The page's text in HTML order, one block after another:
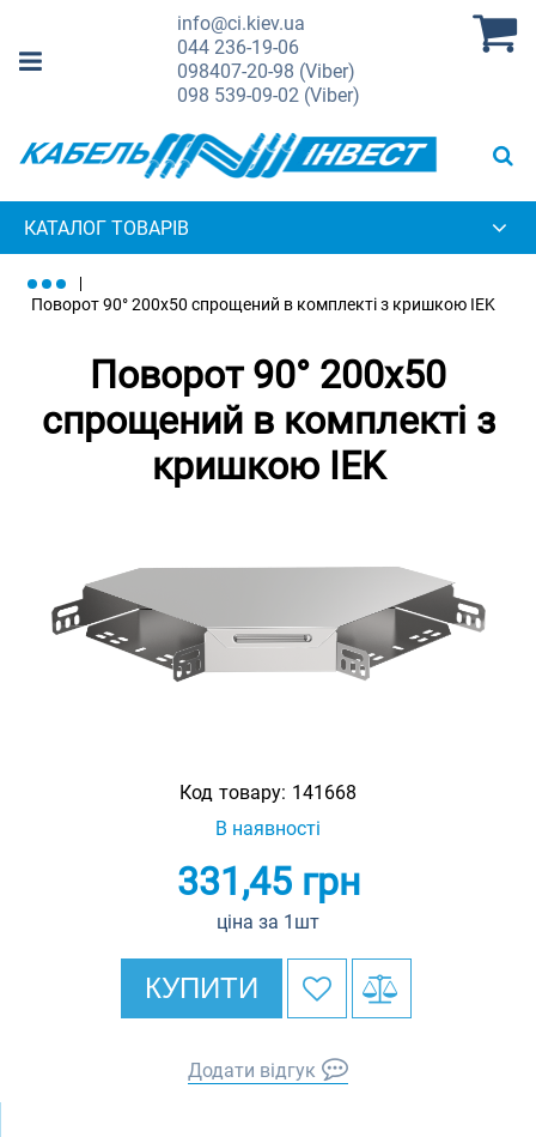
info@ci.kiev.ua
044236-19-06
098407-20-98 (Viber)
098 539-09-02 (Viber)
КАТАЛОГ ТОВАРІВ
Поворот 90° 200х50 спрощений в комплекті з кришкою IEK
Поворот 90° 200х50
спрощений в комплекті з
кришкою IEK
Код товару: 141668
В наявності
331,45грн
ціна за 1шт
КУПИТИ
Додати відгук